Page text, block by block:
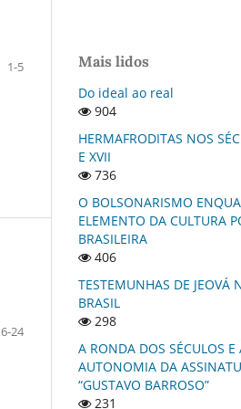
1-5
6-24
Mais lidos
Do ideal ao real
904
HERMAFRODITAS NOS
E XVII
736
O BOLSONARISMO
ELEMENTO DA CULTURA
BRASILEIRA
406
TESTEMUNHAS DE JEOVÁ
BRASIL
298
A RONDA DOS SÉCULOS E
AUTONOMIA DA
“GUSTAVO BARROSO”
231